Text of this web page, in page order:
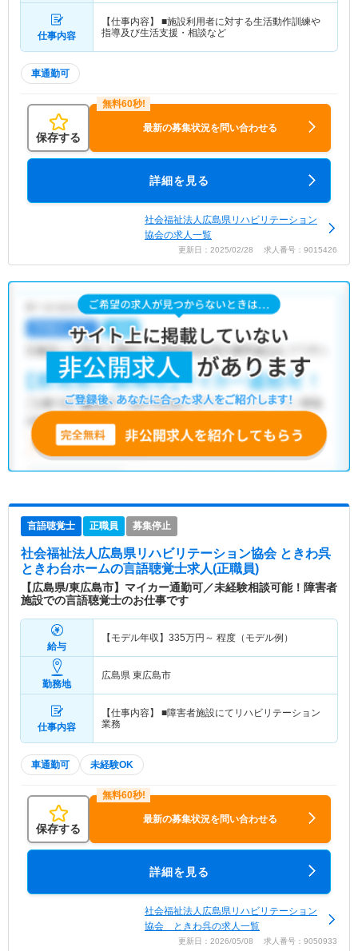
仕事内容
【仕事内容】 ■施設利用者に対する生活動作訓練や
指導及び生活支援・相談など
車通勤可
保存する
最新の募集状況を問い合わせる
詳細を見る
社会福祉法人広島県リハビリテーション
協会の求人一覧
更新日：2025/02/28 求人番号：9015426
言語聴覚士 正職員 募集停止
社会福祉法人広島県リハビリテーション協会 ときわ呉
ときわ台ホームの言語聴覚士求人(正職員)
【広島県/東広島市】マイカー通勤可／未経験相談可能！障害者
施設での言語聴覚士のお仕事です
給与
【モデル年収】 335万円～ 程度（モデル例）
勤務地
広島県 東広島市
仕事内容
【仕事内容】 ■障害者施設にてリハビリテーション
業務
車通勤可 未経験OK
保存する
最新の募集状況を問い合わせる
詳細を見る
社会福祉法人広島県リハビリテーション
協会 ときわ呉の求人一覧
更新日：2026/05/08 求人番号：9050933